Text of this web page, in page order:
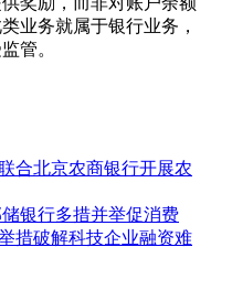
业务就属于银行业务，
管。
合北京农商银行开展农
银行多措并举促消费
措破解科技企业融资难